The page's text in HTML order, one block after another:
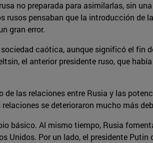
no preparada para asimilarlas, sin
pensaban que la introducción de
gran error.
caótica, aunque significó el fin
el anterior presidente ruso, que
las relaciones entre Rusia y las
se deterioraron mucho más
básico. Al mismo tiempo, Rusia
Unidos. Por un lado, el presidente